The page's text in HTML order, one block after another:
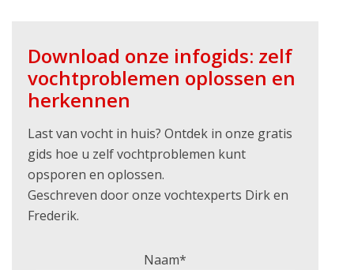
Download onze infogids: zelf
vochtproblemen oplossen en
herkennen
Last van vocht in huis? Ontdek in onze gratis
gids hoe u zelf vochtproblemen kunt
opsporen en oplossen.
Geschreven door onze vochtexperts Dirk en
Frederik.
Naam*